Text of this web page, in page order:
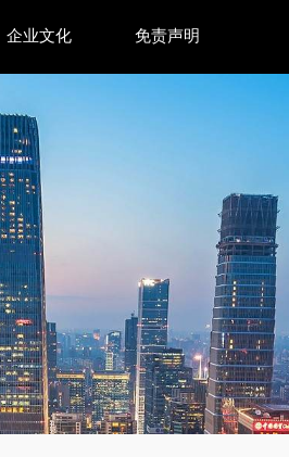
写设计规则
企业文化 免责声明